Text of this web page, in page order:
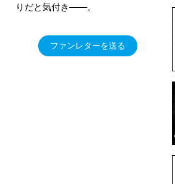
りだと気付き――。
ファンレターを送る